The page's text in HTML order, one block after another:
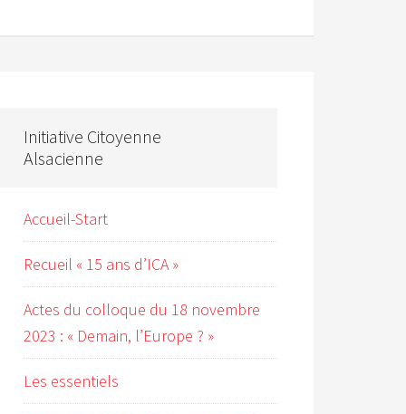
Initiative Citoyenne
Alsacienne
Accueil-Start
Recueil « 15 ans d’ICA »
Actes du colloque du 18 novembre
2023 : « Demain, l’Europe ? »
Les essentiels